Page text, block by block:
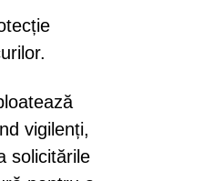
vigilenți,
solicitările